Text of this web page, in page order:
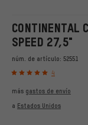
CONTINENTAL
SPEED 27,5"
núm. de artículo: 52551
4
más gastos de envío
a Estados Unidos